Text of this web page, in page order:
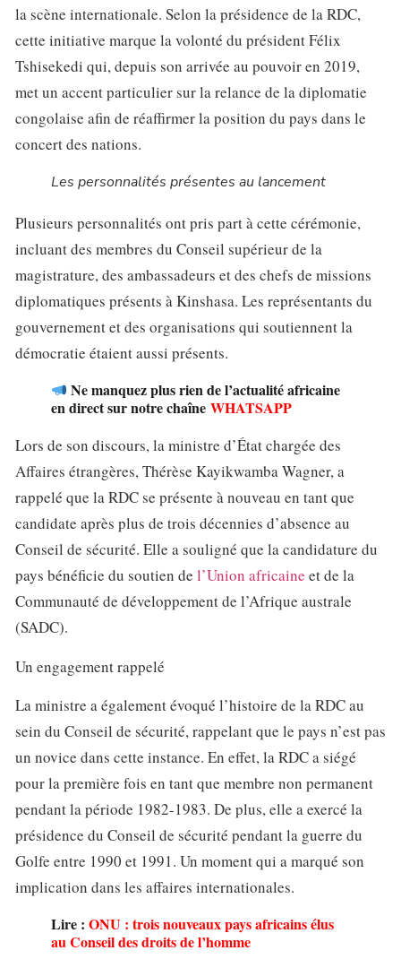
la scène internationale. Selon la présidence de la RDC,
cette initiative marque la volonté du président Félix
Tshisekedi qui, depuis son arrivée au pouvoir en 2019,
met un accent particulier sur la relance de la diplomatie
congolaise afin de réaffirmer la position du pays dans le
concert des nations.
Les personnalités présentes au lancement
Plusieurs personnalités ont pris part à cette cérémonie,
incluant des membres du Conseil supérieur de la
magistrature, des ambassadeurs et des chefs de missions
diplomatiques présents à Kinshasa. Les représentants du
gouvernement et des organisations qui soutiennent la
démocratie étaient aussi présents.
Ne manquez plus rien de l’actualité africaine
en direct sur notre chaîne WHATSAPP
Lors de son discours, la ministre d’État chargée des
Affaires étrangères, Thérèse Kayikwamba Wagner, a
rappelé que la RDC se présente à nouveau en tant que
candidate après plus de trois décennies d’absence au
Conseil de sécurité. Elle a souligné que la candidature du
pays bénéficie du soutien de l’Union africaine et de la
Communauté de développement de l’Afrique australe
(SADC).
Un engagement rappelé
La ministre a également évoqué l’histoire de la RDC au
sein du Conseil de sécurité, rappelant que le pays n’est pas
un novice dans cette instance. En effet, la RDC a siégé
pour la première fois en tant que membre non permanent
pendant la période 1982-1983. De plus, elle a exercé la
présidence du Conseil de sécurité pendant la guerre du
Golfe entre 1990 et 1991. Un moment qui a marqué son
implication dans les affaires internationales.
Lire : ONU : trois nouveaux pays africains élus
au Conseil des droits de l’homme